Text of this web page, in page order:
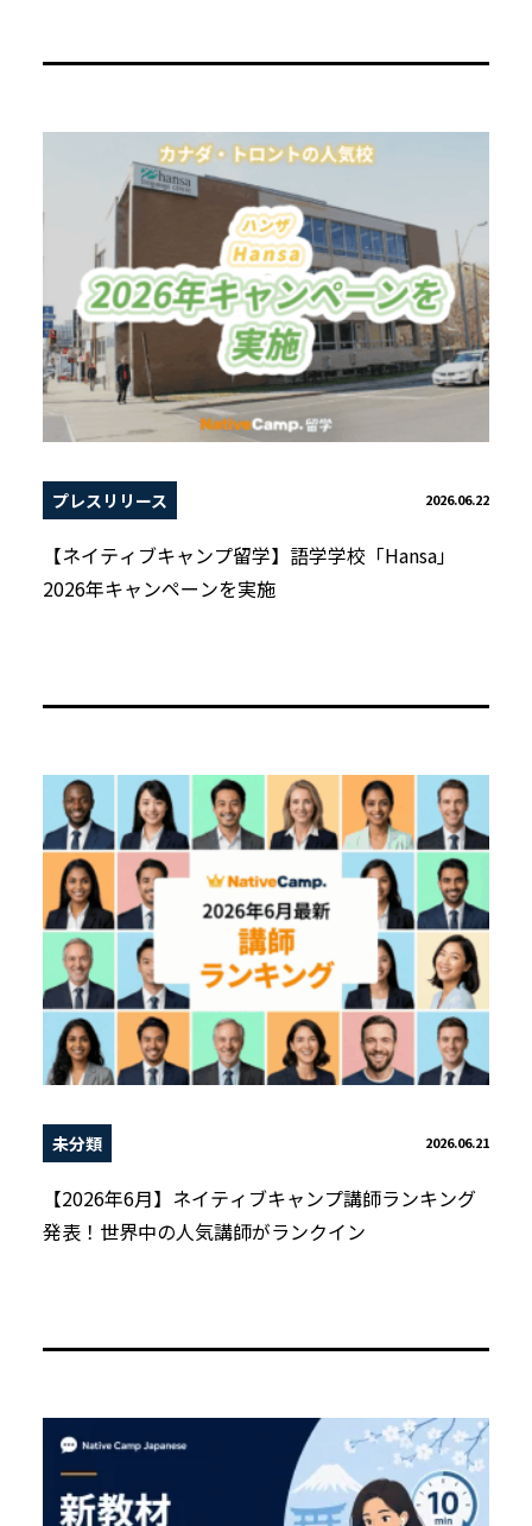
プレスリリース 2026.06.22
【ネイティブキャンプ留学】語学学校「Hansa」
2026年キャンペーンを実施
未分類 2026.06.21
【2026年6月】ネイティブキャンプ講師ランキング
発表！世界中の人気講師がランクイン